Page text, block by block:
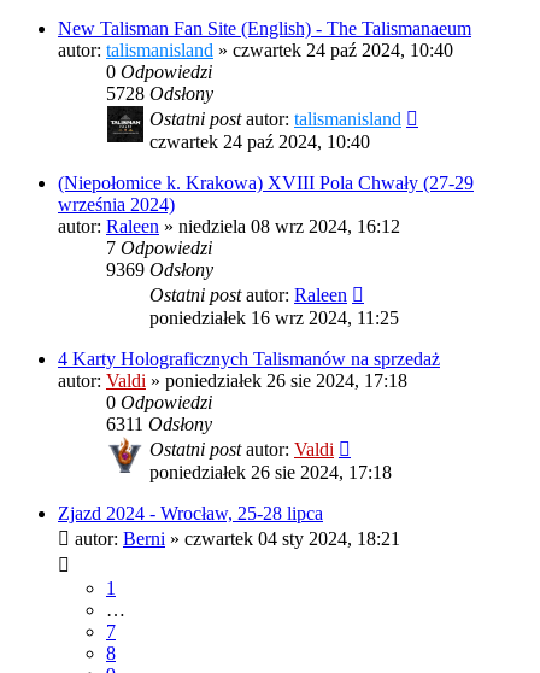
New Talisman Fan Site (English) - The Talismanaeum
autor: talismanisland » czwartek 24 paź 2024, 10:40
0 Odpowiedzi
5728 Odsłony
Ostatni postautor: talismanisland
czwartek 24 paź 2024, 10:40
(Niepołomice k. Krakowa) XVIII Pola Chwały (27-29
września 2024)
autor: Raleen » niedziela 08 wrz 2024, 16:12
7 Odpowiedzi
9369 Odsłony
Ostatni postautor: Raleen
poniedziałek 16 wrz 2024, 11:25
4 Karty Holograficznych Talismanów na sprzedaż
autor: Valdi » poniedziałek 26 sie 2024, 17:18
0 Odpowiedzi
6311 Odsłony
Ostatni postautor: Valdi
poniedziałek 26 sie 2024, 17:18
Zjazd 2024 - Wrocław, 25-28 lipca
autor: Berni » czwartek 04 sty 2024, 18:21
1
…
7
8